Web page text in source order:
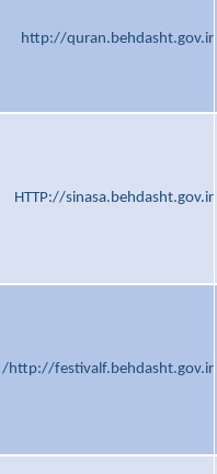
http://quran.behdasht.gov.ir
HTTP://sinasa.behdasht.gov.ir
http://festivalf.behdasht.gov.ir/